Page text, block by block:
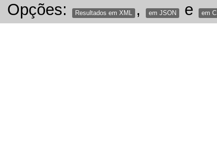
Opções: Resultados em XML , em JSON e em